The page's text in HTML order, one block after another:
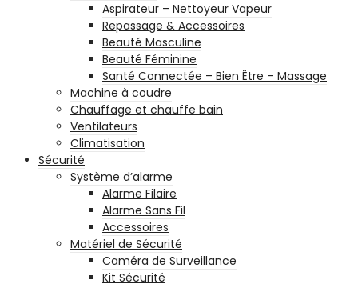
Aspirateur – Nettoyeur Vapeur
Repassage & Accessoires
Beauté Masculine
Beauté Féminine
Santé Connectée – Bien Être – Massage
Machine à coudre
Chauffage et chauffe bain
Ventilateurs
Climatisation
Sécurité
Système d’alarme
Alarme Filaire
Alarme Sans Fil
Accessoires
Matériel de Sécurité
Caméra de Surveillance
Kit Sécurité